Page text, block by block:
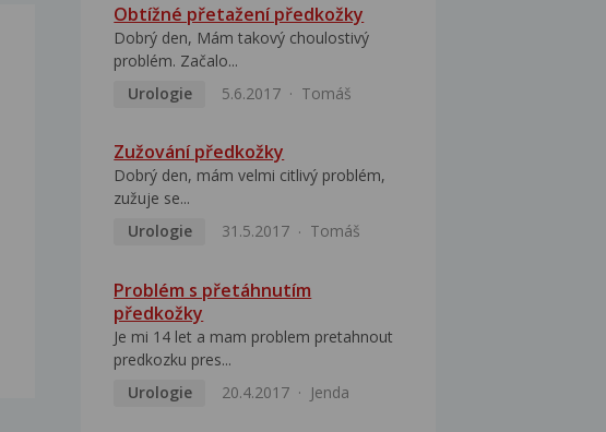
Obtížné přetažení předkožky
Dobrý den, Mám takový choulostivý
problém. Začalo...
Urologie
5.6.2017 Tomáš
Zužování předkožky
Dobrý den, mám velmi citlivý problém,
zužuje se...
Urologie
31.5.2017 Tomáš
Problém s přetáhnutím
předkožky
Je mi 14 let a mam problem pretahnout
predkozku pres...
Urologie
20.4.2017 Jenda